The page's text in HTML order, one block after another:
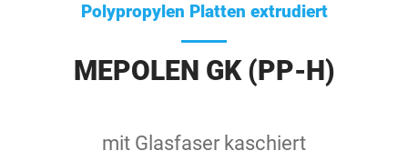
Polypropylen Platten extrudiert
MEPOLEN GK (PP-H)
mit Glasfaser kaschiert